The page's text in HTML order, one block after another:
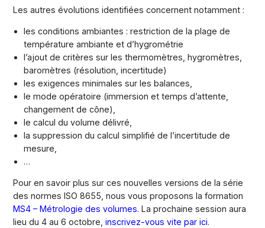
Les autres évolutions identifiées concernent notamment :
les conditions ambiantes : restriction de la plage de
température ambiante et d’hygrométrie
l’ajout de critères sur les thermomètres, hygromètres,
baromètres (résolution, incertitude)
les exigences minimales sur les balances,
le mode opératoire (immersion et temps d’attente,
changement de cône),
le calcul du volume délivré,
la suppression du calcul simplifié de l’incertitude de
mesure,
…
Pour en savoir plus sur ces nouvelles versions de la série
des normes ISO 8655, nous vous proposons la formation
MS4 – Métrologie des volumes. La prochaine session aura
lieu du 4 au 6 octobre,inscrivez-vous vite par ici.